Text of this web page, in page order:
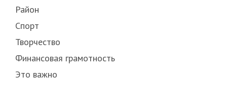
Район
Спорт
Творчество
Финансовая грамотность
Это важно